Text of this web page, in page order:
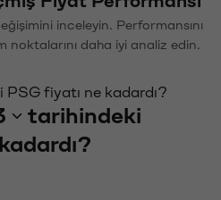
inceleyin. Performansını
daha iyi analiz edin.
fiyatı ne kadardı?
tarihindeki